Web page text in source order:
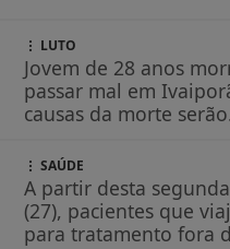
LUTO
Jovem de 28 anos
passar mal em
causas da morte
SAÚDE
A partir desta
(27), pacientes que
para tratamento fora